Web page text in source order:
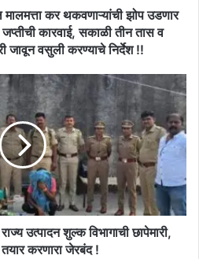
कर थकवणाऱ्यांची झोप उडणार
कारवाई, सकाळी तीन तास व
जावून वसुली करण्याचे निर्देश !!
उत्पादन शुल्क विभागाची छापेमारी,
करणारा जेरबंद !